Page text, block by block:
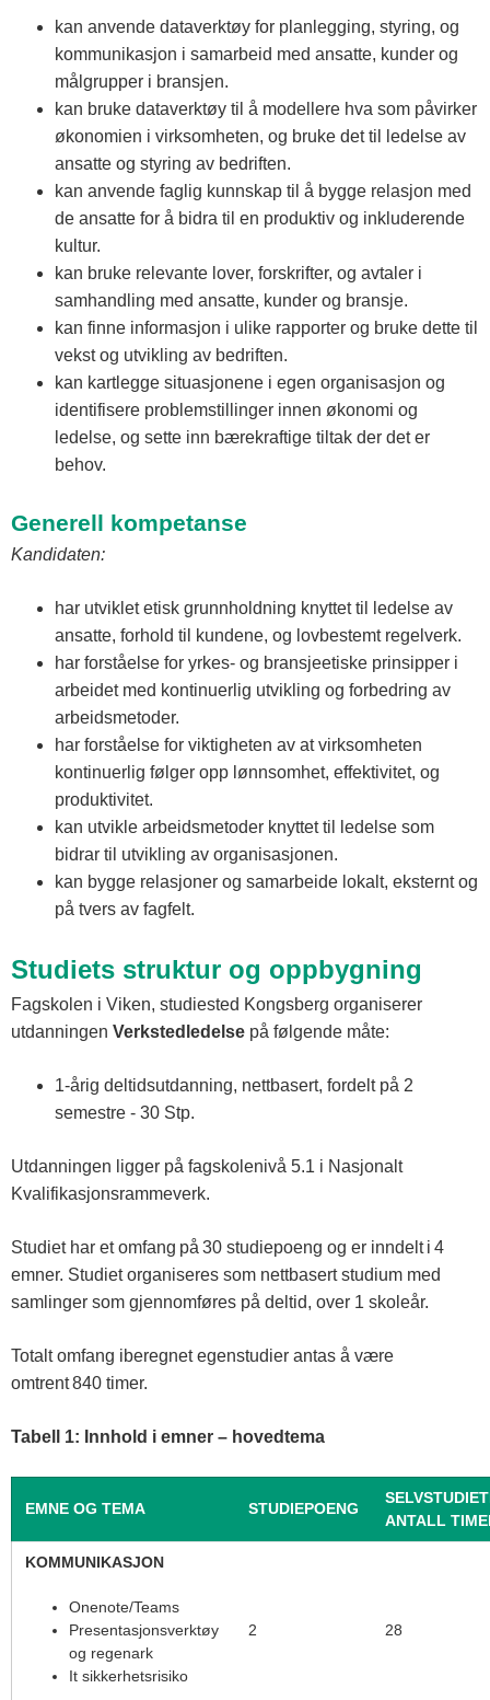
kan anvende dataverktøy for planlegging, styring, og
kommunikasjon i samarbeid med ansatte, kunder og
målgrupper i bransjen.
kan bruke dataverktøy til å modellere hva som påvirker
økonomien i virksomheten, og bruke det til ledelse av
ansatte og styring av bedriften.
kan anvende faglig kunnskap til å bygge relasjon med
de ansatte for å bidra til en produktiv og inkluderende
kultur.
kan bruke relevante lover, forskrifter, og avtaler i
samhandling med ansatte, kunder og bransje.
kan finne informasjon i ulike rapporter og bruke dette til
vekst og utvikling av bedriften.
kan kartlegge situasjonene i egen organisasjon og
identifisere problemstillinger innen økonomi og
ledelse, og sette inn bærekraftige tiltak der det er
behov.
Generell kompetanse
Kandidaten:
har utviklet etisk grunnholdning knyttet til ledelse av
ansatte, forhold til kundene, og lovbestemt regelverk.
har forståelse for yrkes- og bransjeetiske prinsipper i
arbeidet med kontinuerlig utvikling og forbedring av
arbeidsmetoder.
har forståelse for viktigheten av at virksomheten
kontinuerlig følger opp lønnsomhet, effektivitet, og
produktivitet.
kan utvikle arbeidsmetoder knyttet til ledelse som
bidrar til utvikling av organisasjonen.
kan bygge relasjoner og samarbeide lokalt, eksternt og
på tvers av fagfelt.
Studiets struktur og oppbygning
Fagskolen i Viken, studiested Kongsberg organiserer
utdanningen Verkstedledelse på følgende måte:
1-årig deltidsutdanning, nettbasert, fordelt på 2
semestre - 30 Stp.
Utdanningen ligger på fagskolenivå 5.1 i Nasjonalt
Kvalifikasjonsrammeverk.
Studiet har et omfang på 30 studiepoeng og er inndelt i 4
emner. Studiet organiseres som nettbasert studium med
samlinger som gjennomføres på deltid, over 1 skoleår.
Totalt omfang iberegnet egenstudier antas å være
omtrent 840 timer.
Tabell 1: Innhold i emner – hovedtema
EMNE OG TEMA STUDIEPOENG
ANTALL
KOMMUNIKASJON
Onenote/Teams
Presentasjonsverktøy
og regenark
It sikkerhetsrisiko
2 28